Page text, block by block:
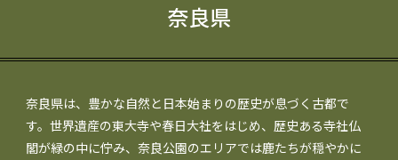
奈良県
奈良県は、豊かな自然と日本始まりの歴史が息づく古都で
す。世界遺産の東大寺や春日大社をはじめ、歴史ある寺社仏
閣が緑の中に佇み、奈良公園のエリアでは鹿たちが穏やかに